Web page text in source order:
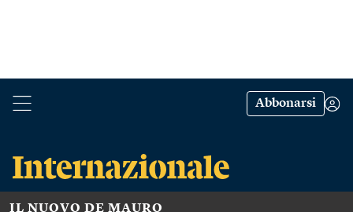
Abbonarsi
IL NUOVO DE MAURO